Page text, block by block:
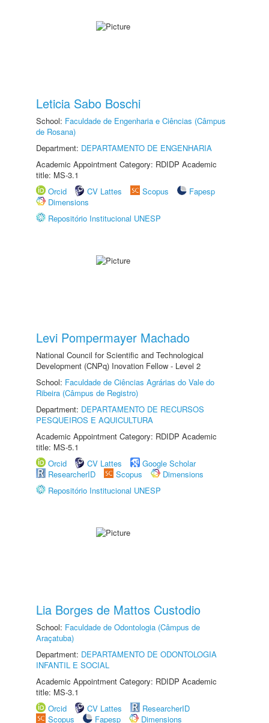
Leticia Sabo Boschi
School: Faculdade de Engenharia e Ciências (Câmpus
de Rosana)
Department: DEPARTAMENTO DE ENGENHARIA
Academic Appointment Category: RDIDP Academic
title: MS-3.1
Orcid
CV Lattes Scopus
Fapesp
Dimensions
Repositório Institucional UNESP
Levi Pompermayer Machado
National Council for Scientific and Technological
Development (CNPq) Inovation Fellow - Level 2
School: Faculdade de Ciências Agrárias do Vale do
Ribeira (Câmpus de Registro)
Department: DEPARTAMENTO DE RECURSOS
PESQUEIROS E AQUICULTURA
Academic Appointment Category: RDIDP Academic
title: MS-5.1
Orcid
CV Lattes
Google Scholar
ResearcherID
Scopus
Dimensions
Repositório Institucional UNESP
Lia Borges de Mattos Custodio
School: Faculdade de Odontologia (Câmpus de
Araçatuba)
Department: DEPARTAMENTO DE ODONTOLOGIA
INFANTIL E SOCIAL
Academic Appointment Category: RDIDP Academic
title: MS-3.1
Orcid
CV Lattes
ResearcherID
Scopus
Fapesp Dimensions